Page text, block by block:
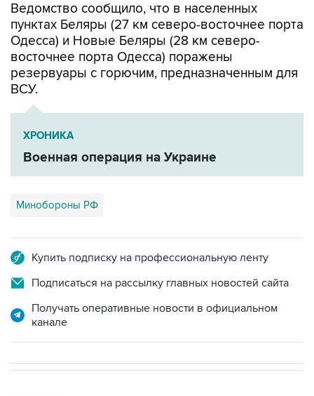
Ведомство сообщило, что в населенных
пунктах Беляры (27 км северо-восточнее порта
Одесса) и Новые Беляры (28 км северо-
восточнее порта Одесса) поражены
резервуары с горючим, предназначенным для
ВСУ.
ХРОНИКА
Военная операция на Украине
Минобороны РФ
Купить подписку на профессиональную ленту
Подписаться на рассылку главных новостей сайта
Получать оперативные новости в официальном
канале